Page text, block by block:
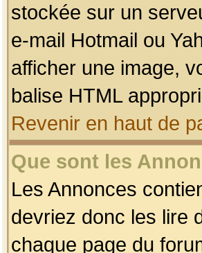
stockée sur un
e-mail Hotmail ou
afficher une image,
balise HTML
Revenir en haut de
Que sont les
Les Annonces
devriez donc les lire
chaque page du